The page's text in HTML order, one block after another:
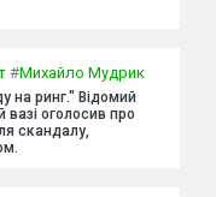
#Михайло Мудрик
на ринг." Відомий
вазі оголосив про
скандалу,